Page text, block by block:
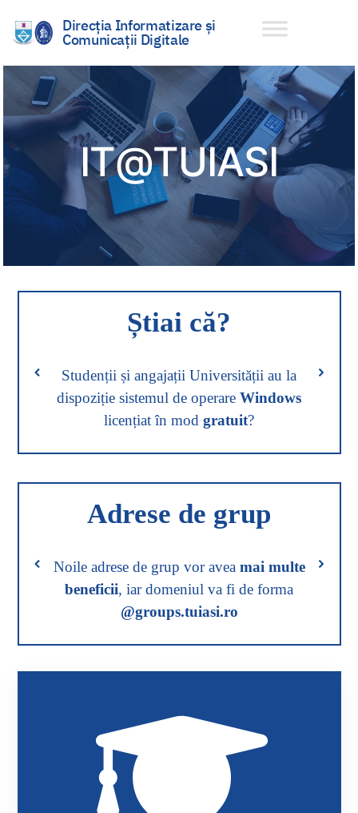
Sari
conținut
Direcția Informatizare și
Comunicații Digitale
IT@TUIASI
Știai că?
Studenții și angajații Universității au la
dispoziție sistemul de operare Windows
licențiat în mod gratuit?
Adrese de grup
Noile adrese de grup vor avea mai multe
beneficii, iar domeniul va fi de forma
@groups.tuiasi.ro